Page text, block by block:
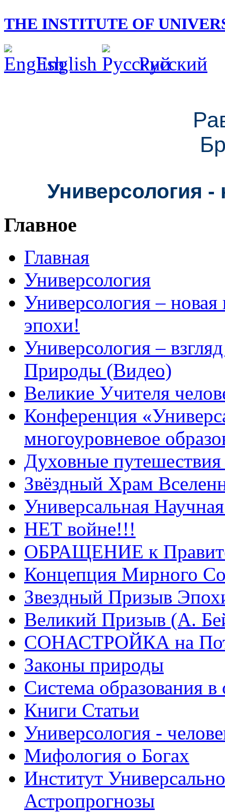
THE INSTITUTE OF
English Русский
Универсология -
Главное
Главная
Универсология
Универсология –
эпохи!
Универсология –
Природы (Видео)
Великие Учителя
Конференция
многоуровневое
Духовные путешествия
Звёздный Храм
Универсальная
НЕТ войне!!!
ОБРАЩЕНИЕ к
Концепция Мирного
Звездный Призыв
Великий Призыв (А.
СОНАСТРОЙКА на
Законы природы
Система образования
Книги Статьи
Универсология -
Мифология о Богах
Институт
Астропрогнозы